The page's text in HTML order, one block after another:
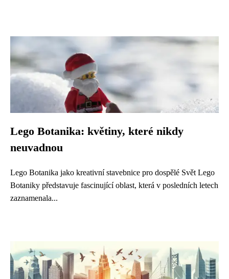
Lego Botanika: květiny, které nikdy
neuvadnou
Lego Botanika jako kreativní stavebnice pro dospělé Svět Lego
Botaniky představuje fascinující oblast, která v posledních letech
zaznamenala...